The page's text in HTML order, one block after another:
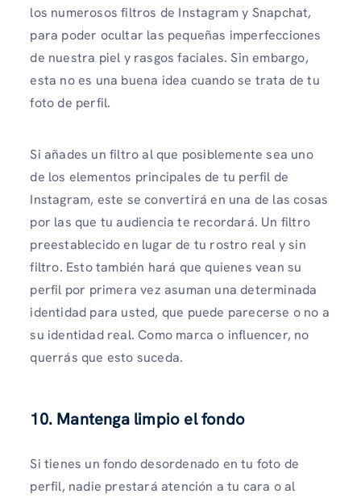
los numerosos filtros de Instagram y Snapchat,
para poder ocultar las pequeñas imperfecciones
de nuestra piel y rasgos faciales. Sin embargo,
esta no es una buena idea cuando se trata de tu
foto de perfil.
Si añades un filtro al que posiblemente sea uno
de los elementos principales de tu perfil de
Instagram, este se convertirá en una de las cosas
por las que tu audiencia te recordará. Un filtro
preestablecido en lugar de tu rostro real y sin
filtro. Esto también hará que quienes vean su
perfil por primera vez asuman una determinada
identidad para usted, que puede parecerse o no a
su identidad real. Como marca o influencer, no
querrás que esto suceda.
10. Mantenga limpio el fondo
Si tienes un fondo desordenado en tu foto de
perfil, nadie prestará atención a tu cara o al